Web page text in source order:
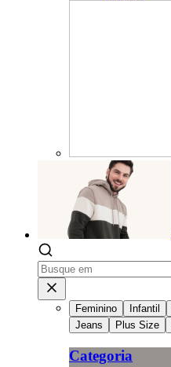
Feminino Infantil
Jeans
Plus Size
Categoria